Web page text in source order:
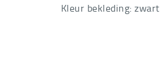
Kleur bekleding: zwart